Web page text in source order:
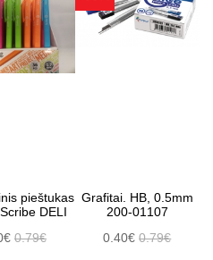
pieštukas
DELI
0.79€
Grafitai. HB, 0.5mm
200-01107
0.40€0.79€